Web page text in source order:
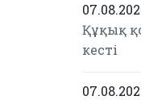
Құқық
кесті